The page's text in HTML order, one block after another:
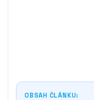
OBSAH ČLÁNKU: